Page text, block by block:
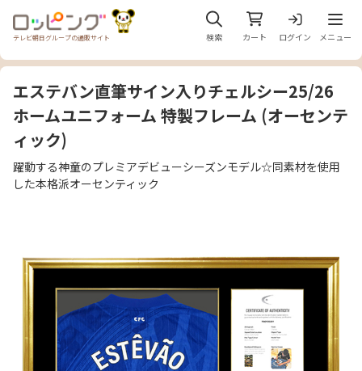
テレビ朝日グループの通販サイト 検索 カート ログイン
メニ
メニュー
エステバン直筆サイン入りチェルシー25/26
ホームユニフォーム 特製フレーム (オーセンテ
ィック)
躍動する神童のプレミアデビューシーズンモデル☆同素材を使用
した本格派オーセンティック